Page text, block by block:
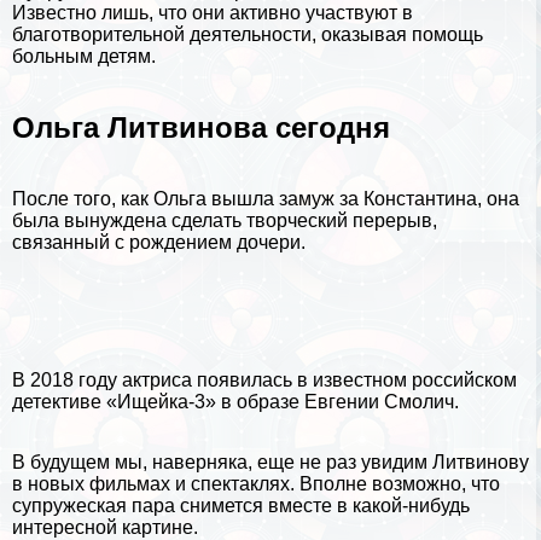
Известно лишь, что они активно участвуют в
благотворительной деятельности, оказывая помощь
больным детям.
Ольга Литвинова сегодня
После того, как Ольга вышла замуж за Константина, она
была вынуждена сделать творческий перерыв,
связанный с рождением дочери.
В 2018 году актриса появилась в известном российском
детективе «Ищейка-3» в образе Евгении Смолич.
В будущем мы, наверняка, еще не раз увидим Литвинову
в новых фильмах и спектаклях. Вполне возможно, что
супружеская пара снимется вместе в какой-нибудь
интересной картине.